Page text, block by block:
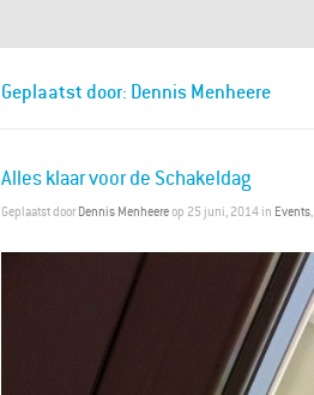
Geplaatst door: Dennis Menheere
Alles klaar voor de Schakeldag
Geplaatst door Dennis Menheereop 25 juni, 2014 in Events,